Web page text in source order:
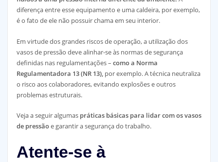
diferença entre esse equipamento e uma caldeira, por exemplo,
é o fato de ele não possuir chama em seu interior.
Em virtude dos grandes riscos de operação, a utilização dos
vasos de pressão deve alinhar-se às normas de segurança
definidas nas regulamentações – como a Norma
Regulamentadora 13 (NR 13),por exemplo. A técnica neutraliza
o risco aos colaboradores, evitando explosões e outros
problemas estruturais.
Veja a seguir algumas práticas básicas para lidar com os vasos
de pressãoe garantir a segurança do trabalho.
Atente-se à